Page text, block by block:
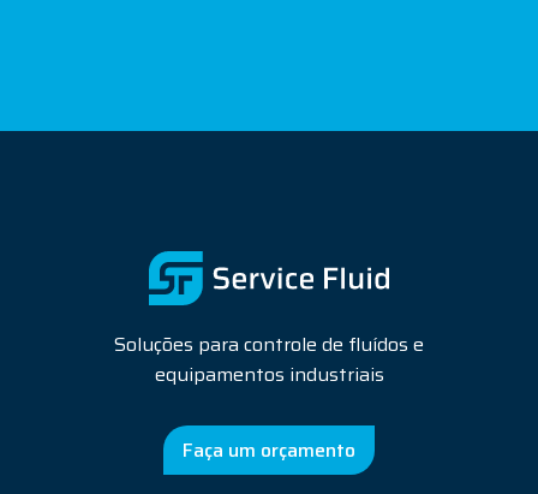
Soluções para controle de fluídos e
equipamentos industriais
Faça um orçamento